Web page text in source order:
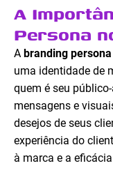
A
Persona
A branding persona
uma identidade de
quem é seu
mensagens e
desejos de seus
experiência do
à marca e a